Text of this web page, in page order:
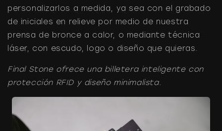
personalizarlos a medida, ya sea con el grabado
de iniciales en relieve por medio de nuestra
prensa de bronce a calor, o mediante técnica
láser, con escudo, logo o diseño que quieras.
Final Stone ofrece una billetera inteligente con
protección RFID y diseño minimalista.